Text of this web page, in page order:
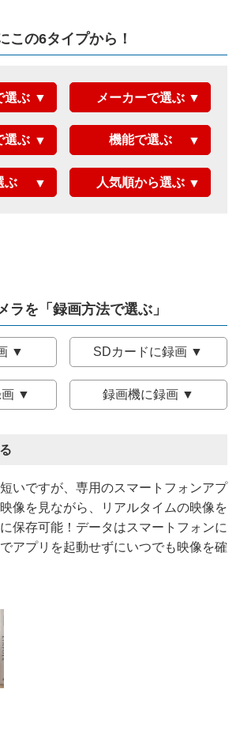
この6タイプから！
選ぶ メーカーで選ぶ
選ぶ 機能で選ぶ
ぶ 人気順から選ぶ
ラを「録画方法で選ぶ」
▼ SDカードに録画 ▼
画 ▼ 録画機に録画 ▼
いですが、専用のスマートフォンアプ
像を見ながら、リアルタイムの映像を
保存可能！データはスマートフォンに
アプリを起動せずにいつでも映像を確